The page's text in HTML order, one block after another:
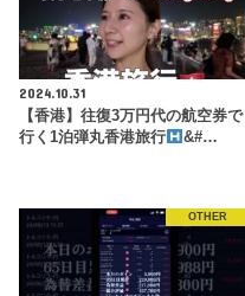
2024.10.31
【香港】往復3万円代の航空券で
行く1泊弾丸香港旅行
&#…
OTHER